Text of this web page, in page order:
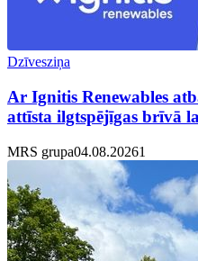
Dzīvesziņa
Ar Ignitis Renewables
attīsta ilgtspējīgas brīvā
MRS grupa04.08.20261